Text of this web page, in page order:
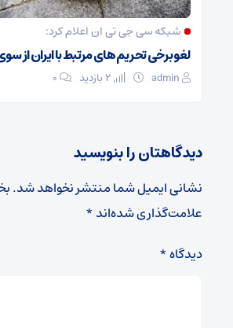
شبکه سی جی تی ان اعلام کرد:
لغو برخی تحریم های مرتبط با ایران از
admin ۰
دیدگاهتان را بنویسید
نشانی ایمیل شما منتشر نخواهد شد.
علامت‌گذاری شده‌اند*
دیدگاه*